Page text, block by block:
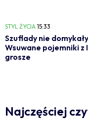
STYL ŻYCIA 15:33
Szuflady nie
Wsuwane pojemniki z
grosze
Najczęściej